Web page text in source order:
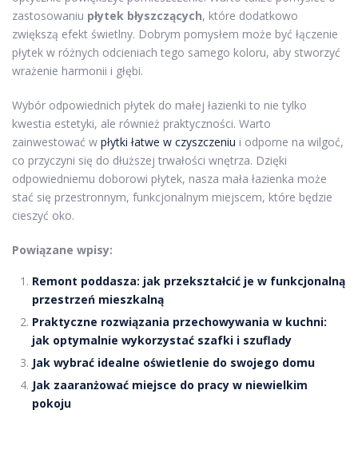
zastosowaniu płytek błyszczących, które dodatkowo
zwiększą efekt świetlny. Dobrym pomysłem może być łączenie
płytek w różnych odcieniach tego samego koloru, aby stworzyć
wrażenie harmonii i głębi.
Wybór odpowiednich płytek do małej łazienki to nie tylko
kwestia estetyki, ale również praktyczności. Warto
zainwestować w płytki łatwe w czyszczeniu i odporne na wilgoć,
co przyczyni się do dłuższej trwałości wnętrza. Dzięki
odpowiedniemu doborowi płytek, nasza mała łazienka może
stać się przestronnym, funkcjonalnym miejscem, które będzie
cieszyć oko.
Powiązane wpisy:
Remont poddasza: jak przekształcić je w funkcjonalną
przestrzeń mieszkalną
Praktyczne rozwiązania przechowywania w kuchni:
jak optymalnie wykorzystać szafki i szuflady
Jak wybrać idealne oświetlenie do swojego domu
Jak zaaranżować miejsce do pracy w niewielkim
pokoju